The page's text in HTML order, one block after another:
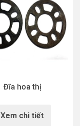
Đĩa hoa thị
Xem chi tiết